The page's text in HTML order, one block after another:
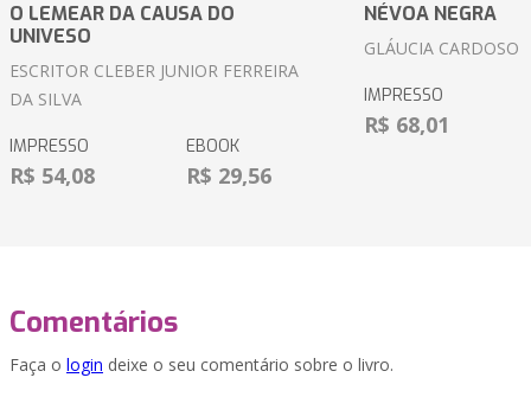
O LEMEAR DA CAUSA DO
UNIVESO
ESCRITOR CLEBER JUNIOR FERREIRA
DA SILVA
IMPRESSO
R$ 54,08
EBOOK
R$ 29,56
NÉVOA NEGRA
GLÁUCIA CARDOSO
IMPRESSO
R$ 68,01
Comentários
Faça o login deixe o seu comentário sobre o livro.